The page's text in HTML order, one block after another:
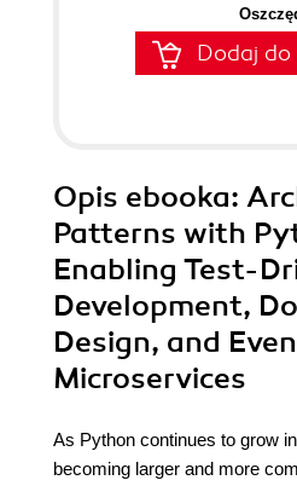
Dodaj do
Opis ebooka:
Patterns with
Enabling Test-
Development,
Design, and
Microservices
As Python continues to grow
becoming larger and more